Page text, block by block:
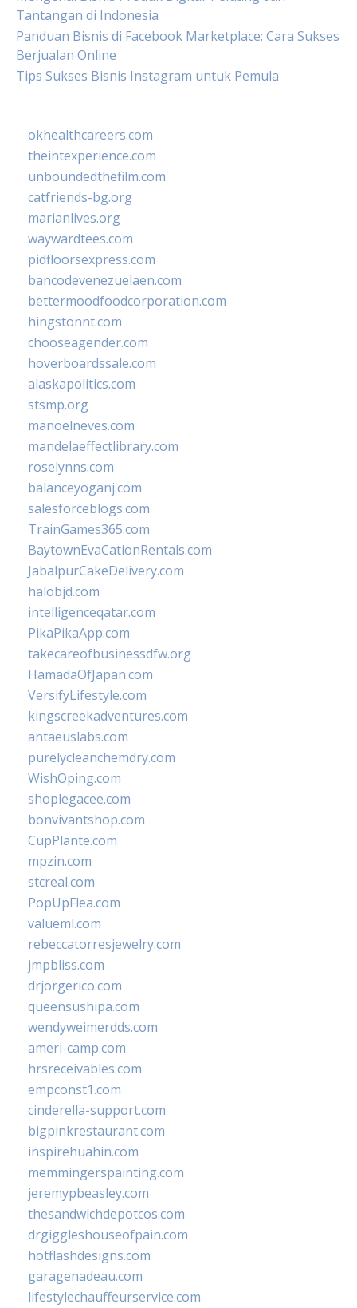
Tantangan di Indonesia
Panduan Bisnis di Facebook Marketplace: Cara Sukses
Berjualan Online
Tips Sukses Bisnis Instagram untuk Pemula
okhealthcareers.com
theintexperience.com
unboundedthefilm.com
catfriends-bg.org
marianlives.org
waywardtees.com
pidfloorsexpress.com
bancodevenezuelaen.com
bettermoodfoodcorporation.com
hingstonnt.com
chooseagender.com
hoverboardssale.com
alaskapolitics.com
stsmp.org
manoelneves.com
mandelaeffectlibrary.com
roselynns.com
balanceyoganj.com
salesforceblogs.com
TrainGames365.com
BaytownEvaCationRentals.com
JabalpurCakeDelivery.com
halobjd.com
intelligenceqatar.com
PikaPikaApp.com
takecareofbusinessdfw.org
HamadaOfJapan.com
VersifyLifestyle.com
kingscreekadventures.com
antaeuslabs.com
purelycleanchemdry.com
WishOping.com
shoplegacee.com
bonvivantshop.com
CupPlante.com
mpzin.com
stcreal.com
PopUpFlea.com
valueml.com
rebeccatorresjewelry.com
jmpbliss.com
drjorgerico.com
queensushipa.com
wendyweimerdds.com
ameri-camp.com
hrsreceivables.com
empconst1.com
cinderella-support.com
bigpinkrestaurant.com
inspirehuahin.com
memmingerspainting.com
jeremypbeasley.com
thesandwichdepotcos.com
drgiggleshouseofpain.com
hotflashdesigns.com
garagenadeau.com
lifestylechauffeurservice.com